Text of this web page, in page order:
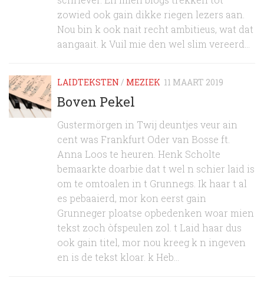
zowied ook gain dikke riegen lezers aan.
Nou bin k ook nait recht ambitieus, wat dat
aangaait. k Vuil mie den wel slim vereerd...
LAIDTEKSTEN / MEZIEK 11 MAART 2019
Boven Pekel
Gustermörgen in Twij deuntjes veur ain
cent was Frankfurt Oder van Bosse ft.
Anna Loos te heuren. Henk Scholte
bemaarkte doarbie dat t wel n schier laid is
om te omtoalen in t Grunnegs. Ik haar t al
es pebaaierd, mor kon eerst gain
Grunneger ploatse opbedenken woar mien
tekst zoch òfspeulen zol. t Laid haar dus
ook gain titel, mor nou kreeg k n ingeven
en is de tekst kloar. k Heb...